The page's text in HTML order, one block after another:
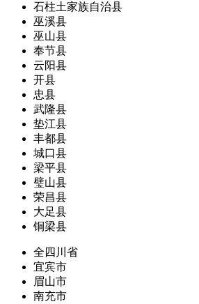
石柱土家族自治县
巫溪县
巫山县
奉节县
云阳县
开县
忠县
武隆县
垫江县
丰都县
城口县
梁平县
璧山县
荣昌县
大足县
铜梁县
全四川省
宜宾市
眉山市
南充市